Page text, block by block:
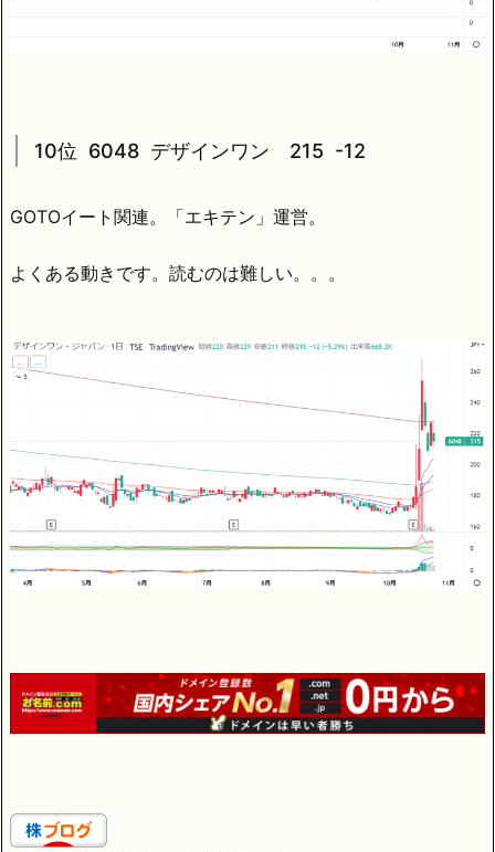
10位 6048 デザインワン 215 -12
GOTOイート関連。「エキテン」運営。
よくある動きです。読むのは難しい。。。